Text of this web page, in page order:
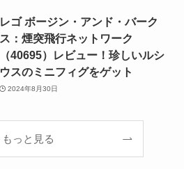
レゴ ボージン・アンド・バーク
ス：煙突飛行ネットワーク
（40695）レビュー！珍しいルシ
ウスのミニフィグをゲット
2024年8月30日
もっと見る